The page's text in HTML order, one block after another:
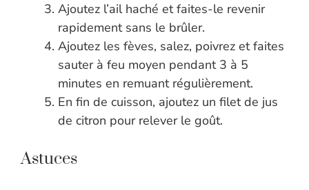
Ajoutez l’ail haché et faites-le revenir
rapidement sans le brûler.
Ajoutez les fèves, salez, poivrez et faites
sauter à feu moyen pendant 3 à 5
minutes en remuant régulièrement.
En fin de cuisson, ajoutez un filet de jus
de citron pour relever le goût.
Astuces